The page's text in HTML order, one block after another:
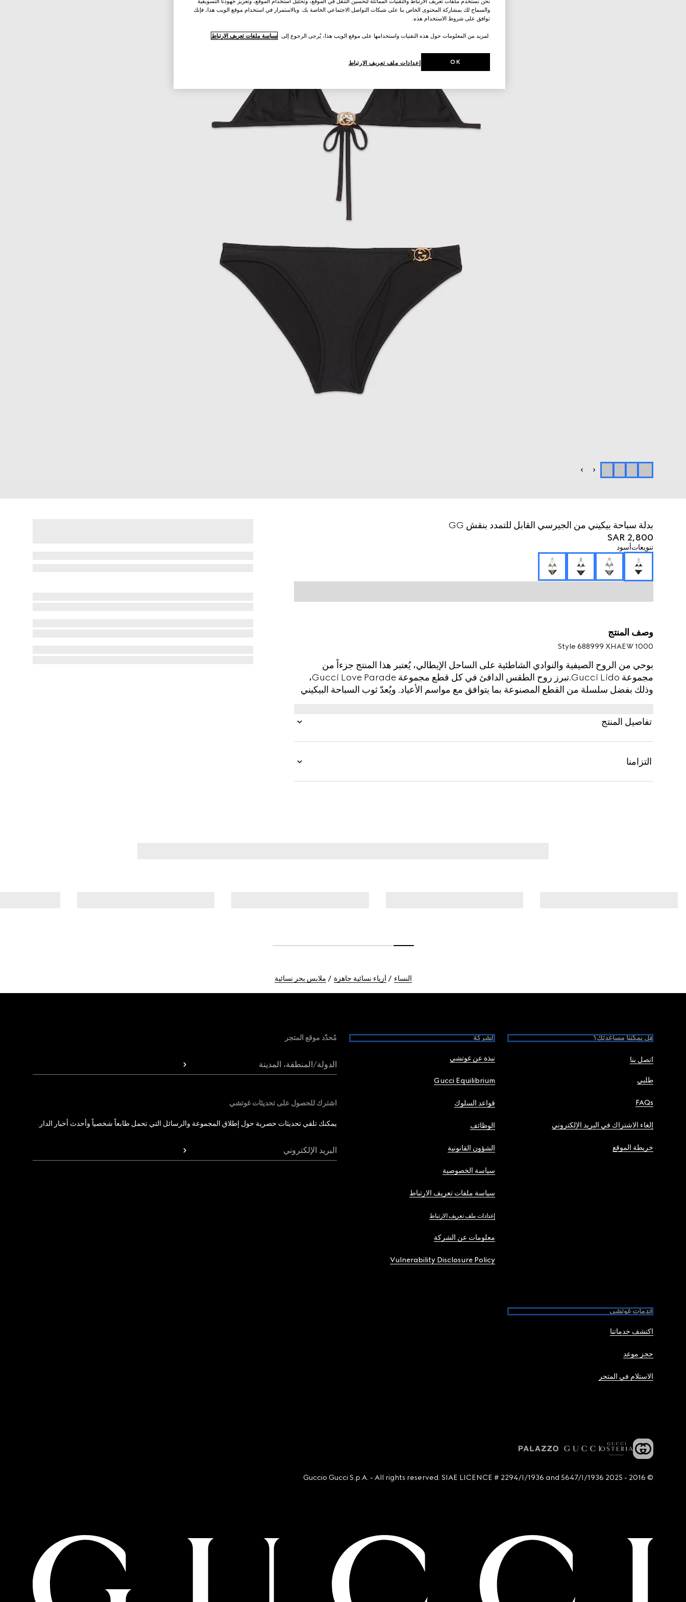
بدلة سباحة بيكيني من الجيرسي القابل للتمدد بنقش GG
SAR 2,800
تنويعاتأسود
وصف المنتج
Style ‎688999 XHAEW 1000
بوحي من الروح الصيفية والنوادي الشاطئية على الساحل الإيطالي، يُعتبر هذا المنتج جزءاً من
مجموعة Gucci Lido.تبرز روح الطقس الدافئ في كل قطع مجموعة Gucci Love Parade،
وذلك بفضل سلسلة من القطع المصنوعة بما يتوافق مع مواسم الأعياد. ويُعدّ ثوب السباحة البيكيني
تفاصيل المنتج
التزامنا
النساء أزياء نسائية جاهزة ملابس بحر نسائية
هل يمكننا مساعدتك؟
اتصل بنا
طلبي
FAQs
إلغاء الاشتراك في البريد الإلكتروني
خريطة الموقع
الشركة
نبذة عن غوتشي
Gucci Equilibrium
قواعد السلوك
الوظائف
الشؤون القانونية
سياسة الخصوصية
سياسة ملفات تعريف الارتباط
إعدادات ملف تعريف الارتباط
معلومات عن الشركة
Vulnerability Disclosure Policy
خدمات غوتشي
اكتشف خدماتنا
حجز موعد
الاستلام في المتجر
مُحدّد موقع المتجر
الدولة/المنطقة، المدينة
اشترك للحصول على تحديثات غوتشي
يمكنك تلقي تحديثات حصرية حول إطلاق المجموعة والرسائل التي تحمل طابعاً شخصياً وأحدث أخبار الدار.
البريد الإلكتروني
© 2016 - 2025 Guccio Gucci S.p.A. - All rights reserved. SIAE LICENCE # 2294/I/1936 and 5647/I/1936
والسماح لك بمشاركة المحتوى الخاص بنا على شبكات التواصل الاجتماعي الخاصة بك. وبالاستمرار في استخدام موقع الويب هذا، فإنك
توافق على شروط الاستخدام هذه.
.لمزيد من المعلومات حول هذه التقنيات واستخدامها على موقع الويب هذا، يُرجى الرجوع إلى سياسة ملفات تعريف الارتباط
إعدادات ملف تعريف الارتباط OK